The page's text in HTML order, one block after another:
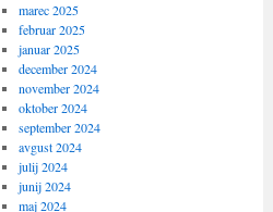
marec 2025
februar 2025
januar 2025
december 2024
november 2024
oktober 2024
september 2024
avgust 2024
julij 2024
junij 2024
maj 2024